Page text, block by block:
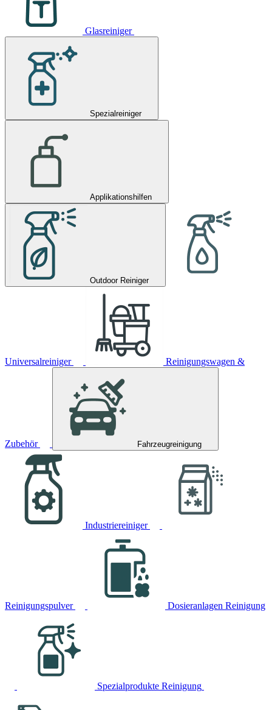
Glasreiniger
Spezialreiniger
Applikationshilfen
Outdoor Reiniger
Universalreiniger Reinigungswagen &
Zubehör Fahrzeugreinigung
Industriereiniger
Reinigungspulver Dosieranlagen Reinigung
Spezialprodukte Reinigung